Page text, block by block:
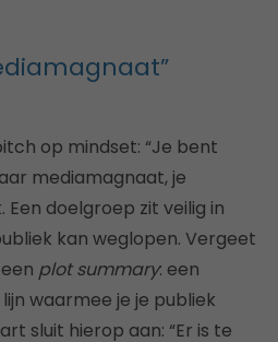
op mindset: “Je bent
mediamagnaat, je
Een doelgroep zit veilig in
kan weglopen. Vergeet
plot summary: een
waarmee je je publiek
sluit hierop aan: “Er is te